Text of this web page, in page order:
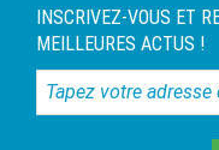
INSCRIVEZ-VOUS ET
MEILLEURES ACTUS !
Tapez
votre